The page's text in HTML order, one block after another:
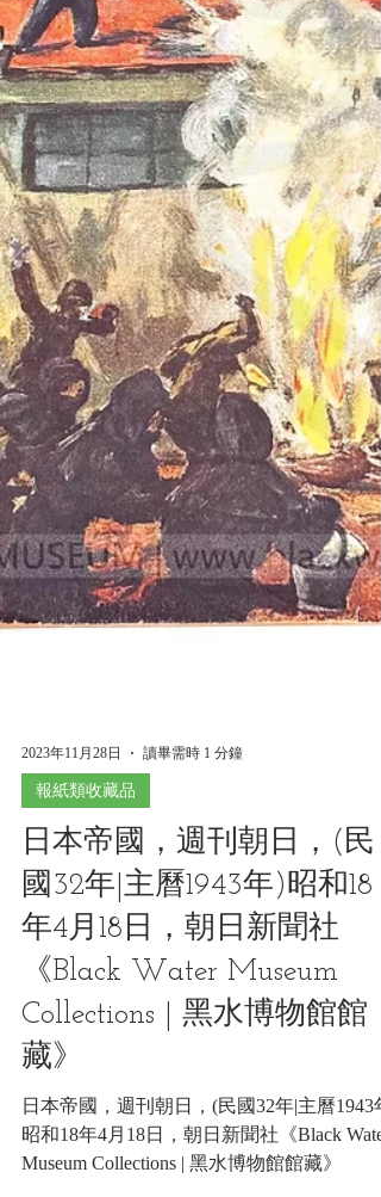
學/Nikon、東京
2023年11月28日 讀畢需時 1 分鐘
報紙類收藏品
日本帝國，週刊朝日，(民
國32年|主曆1943年)昭和18
年4月18日，朝日新聞社